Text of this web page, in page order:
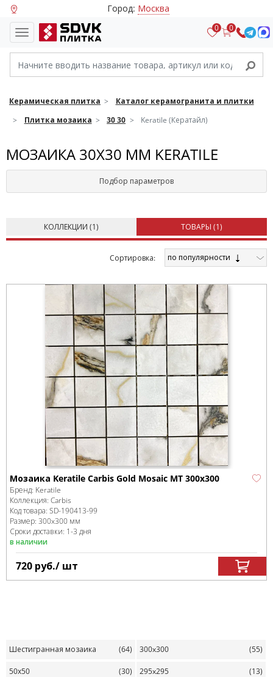
Город: Москва
0 0
Керамическая плитка
Каталог керамогранита и плитки
Плитка мозаика
30 30 Keratile (Кератайл)
МОЗАИКА 30Х30 ММ KERATILE
Подбор параметров
КОЛЛЕКЦИИ (1) ТОВАРЫ (1)
Cортировка: по популярности
Мозаика Keratile Carbis Gold Mosaic MT 300x300
Бренд: Keratile
Коллекция: Carbis
Код товара: SD-190413-99
Размер: 300x300 мм
Сроки доставки: 1-3 дня
в наличии
720 руб./ шт
Шестигранная мозаика (64) 300x300 (55)
50х50 (30) 295x295 (13)